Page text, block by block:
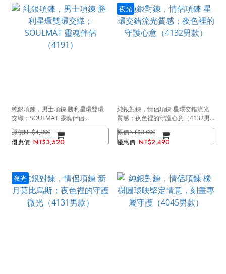
純銀項鍊，男士項鍊 勝利星環雙環
交織；SOULMAT 靈魂伴侶
（4191）
NT$4,300
NT$3,520
夜光
純銀對鍊，情侶項鍊 星環交錯流光
質感；夜色裡的守護心意（4132男
款）
NT$3,000
NT$2,490
夜光